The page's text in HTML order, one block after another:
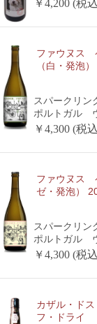
￥4,200 (税
ファウヌス
（白・発泡
スパークリン
ポルトガル
￥4,300 (税
ファウヌス
ゼ・発泡）
スパークリン
ポルトガル
￥4,300 (税
カザル・ド
フ・ドライ